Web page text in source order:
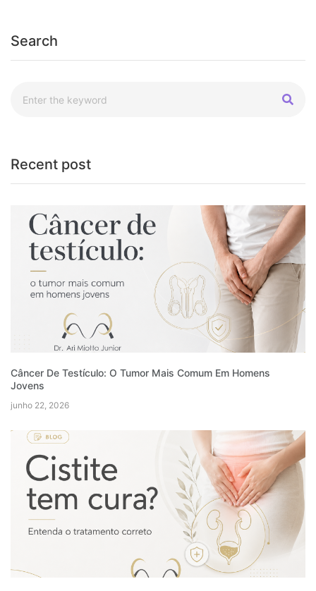
Search
Recent post
Câncer De Testículo: O Tumor Mais Comum Em Homens
Jovens
junho 22, 2026